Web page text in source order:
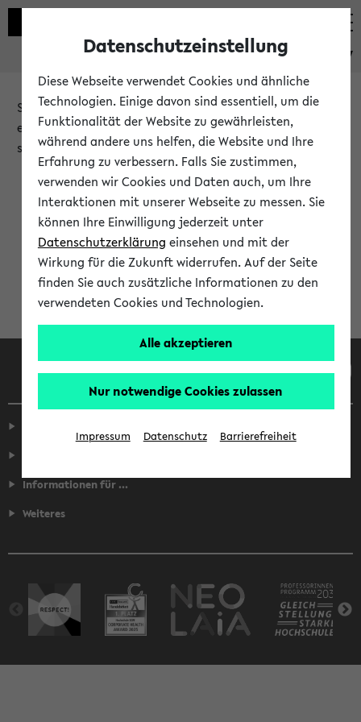
eKVV
Sie möchten auf eine eKVV Funktion zugreifen, die Ihnen
erst nach einer Anmeldung am System zur Verfügung
steht.
Bitte melden Sie sich an:
Anmeldung am eKVV
Informationen für ...
Weiteres
Datenschutzeinstellung
Diese Webseite verwendet Cookies und ähnliche
Technologien. Einige davon sind essentiell, um die
Funktionalität der Website zu gewährleisten,
während andere uns helfen, die Website und Ihre
Erfahrung zu verbessern. Falls Sie zustimmen,
verwenden wir Cookies und Daten auch, um Ihre
Interaktionen mit unserer Webseite zu messen. Sie
können Ihre Einwilligung jederzeit unter
Datenschutzerklärung einsehen und mit der
Wirkung für die Zukunft widerrufen. Auf der Seite
finden Sie auch zusätzliche Informationen zu den
verwendeten Cookies und Technologien.
Alle akzeptieren
Nur notwendige Cookies zulassen
Impressum Datenschutz Barrierefreiheit